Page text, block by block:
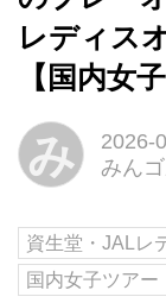
レディス
【国内女
み
2026-
みん
資生堂・JALレ
国内女子ツアー